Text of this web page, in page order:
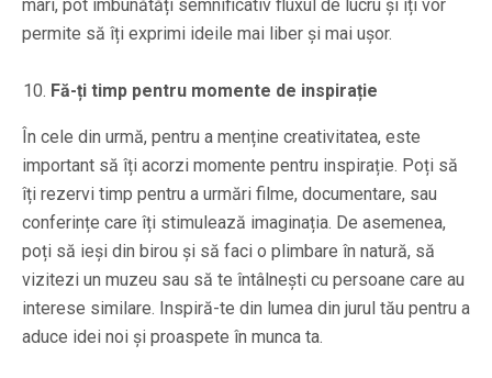
mari, pot îmbunătăți semnificativ fluxul de lucru și îți vor
permite să îți exprimi ideile mai liber și mai ușor.
Fă-ți timp pentru momente de inspirație
În cele din urmă, pentru a menține creativitatea, este
important să îți acorzi momente pentru inspirație. Poți să
îți rezervi timp pentru a urmări filme, documentare, sau
conferințe care îți stimulează imaginația. De asemenea,
poți să ieși din birou și să faci o plimbare în natură, să
vizitezi un muzeu sau să te întâlnești cu persoane care au
interese similare. Inspiră-te din lumea din jurul tău pentru a
aduce idei noi și proaspete în munca ta.